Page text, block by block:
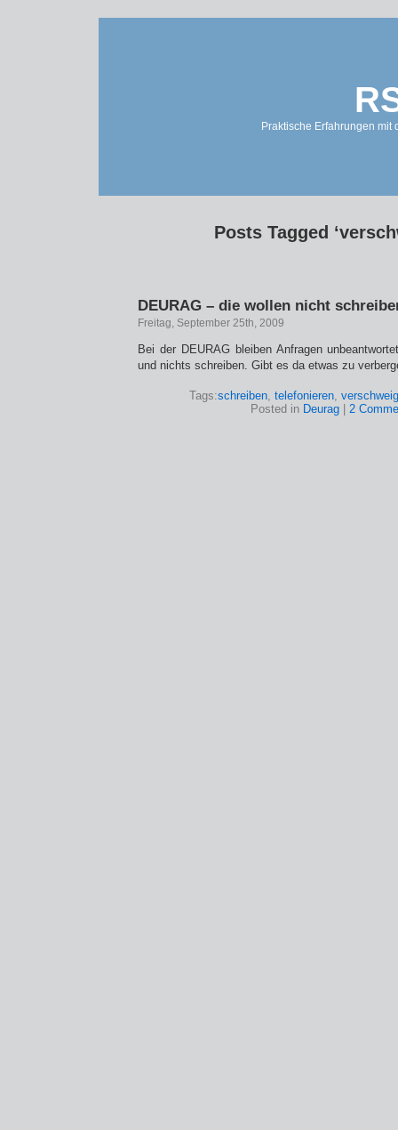
Praktische Erfahrungen
Posts Tagged
DEURAG – die wollen nicht
Freitag, September 25th, 2009
Bei der DEURAG bleiben Anfragen
und nichts schreiben. Gibt es da etwas zu
Tags:schreiben, telefonieren,
Posted in Deurag 2